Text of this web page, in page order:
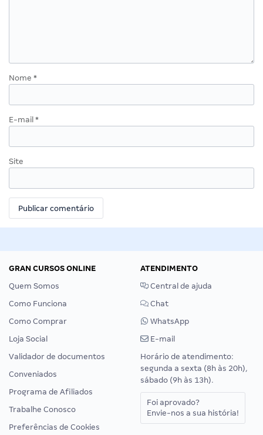
Nome *
E-mail *
Site
GRAN CURSOS ONLINE
Quem Somos
Como Funciona
Como Comprar
Loja Social
Validador de documentos
Conveniados
Programa de Afiliados
Trabalhe Conosco
Preferências de Cookies
ATENDIMENTO
Central de ajuda
Chat
WhatsApp
E-mail
Horário de atendimento:
segunda a sexta (8h às 20h),
sábado (9h às 13h).
Foi aprovado?
Envie-nos a sua história!